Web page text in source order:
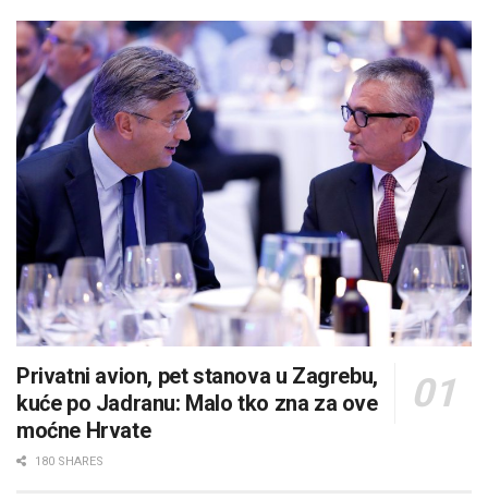
Privatni avion, pet stanova u Zagrebu,
kuće po Jadranu: Malo tko zna za ove
moćne Hrvate
180 SHARES